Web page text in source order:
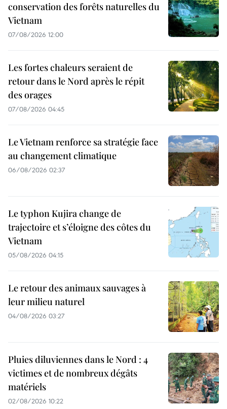
conservation des forêts naturelles du
Vietnam
07/08/2026 12:00
Les fortes chaleurs seraient de
retour dans le Nord après le répit
des orages
07/08/2026 04:45
Le Vietnam renforce sa stratégie face
au changement climatique
06/08/2026 02:37
Le typhon Kujira change de
trajectoire et s’éloigne des côtes du
Vietnam
05/08/2026 04:15
Le retour des animaux sauvages à
leur milieu naturel
04/08/2026 03:27
Pluies diluviennes dans le Nord : 4
victimes et de nombreux dégâts
matériels
02/08/2026 10:22